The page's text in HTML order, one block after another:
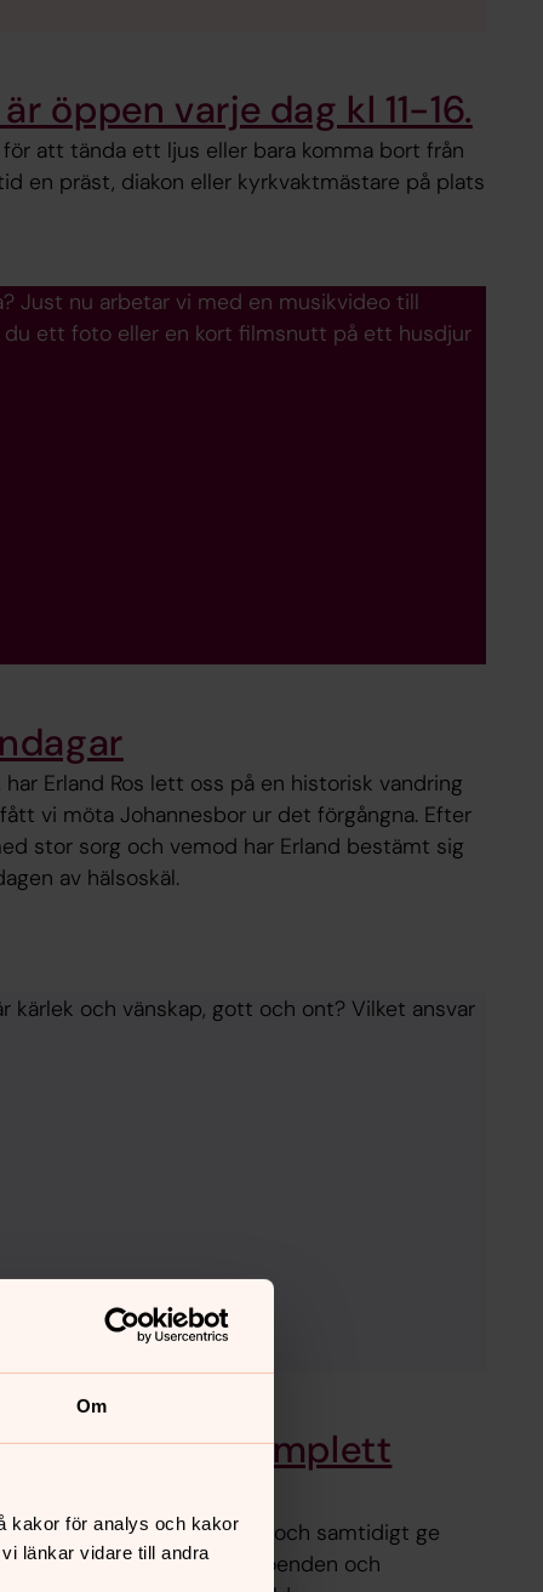
Om
kakor för analys och kakor
länkar vidare till andra
öppen varje dag kl 11-16.
att tända ett ljus eller bara komma bort från
en präst, diakon eller kyrkvaktmästare på plats
Just nu arbetar vi med en musikvideo till
du ett foto eller en kort filmsnutt på ett husdjur
Erland Ros lett oss på en historisk vandring
vi möta Johannesbor ur det förgångna. Efter
stor sorg och vemod har Erland bestämt sig
av hälsoskäl.
kärlek och vänskap, gott och ont? Vilket ansvar
bli vår – ett komplett
vara enkelt att använda och samtidigt ge
passar lika väl på äldreboenden och